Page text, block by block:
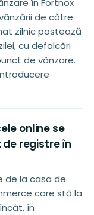
în Fortnox
de către
zilnic postează
cu defalcări
de vânzare.
online se
registre în
de la casa de
care stă la
în